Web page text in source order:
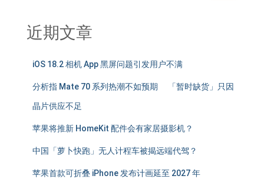
近期文章
iOS 18.2 相机 App 黑屏问题引发用户不满
分析指 Mate 70 系列热潮不如预期 「暂时缺货」只因
晶片供应不足
苹果将推新 HomeKit 配件会有家居摄影机？
中国「萝卜快跑」无人计程车被揭远端代驾？
苹果首款可折叠 iPhone 发布计画延至 2027 年